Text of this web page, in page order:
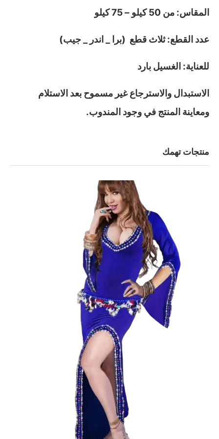
المقاس: من 50 كيلو – 75 كيلو
عدد القطع: ثلاث قطع (برا _ اندر _ جيب)
للعناية: الغسيل بارد
الاستبدال والاسترجاع غير مسموح بعد الاستلام
ومعاينة المنتج في وجود المندوب.
منتجات تهمك